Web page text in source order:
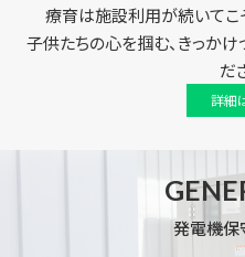
療育は施設利用が続いてこ
子供たちの心を掴む、きっかけ
だ
詳細
発電機保